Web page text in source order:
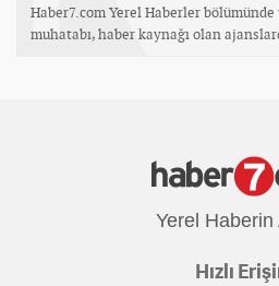
Haber7.com Yerel Haberler
muhatabı, haber kaynağı olan
Yerel Haberin
Hızlı